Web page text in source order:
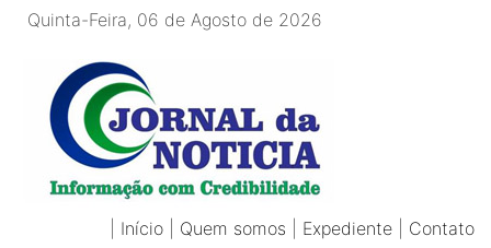
Quinta-Feira, 06 de Agosto de 2026
Início Quem somos Expediente Contato